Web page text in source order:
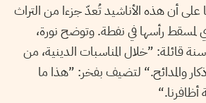
على أن هذه الأناشيد تُعدّ جزءا من التراث
لمسقط رأسها في نفطة. وتوضح نورة،
البالغة من العمر 50 سنة قائلة: ”خلال المناسبات الدينية، من
والمدائح.“ لتضيف بفخر: ”هذا ما